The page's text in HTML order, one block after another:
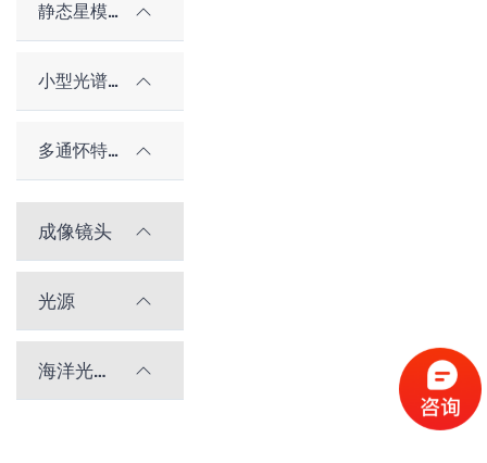
静态星模拟器
小型光谱仪系统
多通怀特池
成像镜头
光源
海洋光学光谱仪